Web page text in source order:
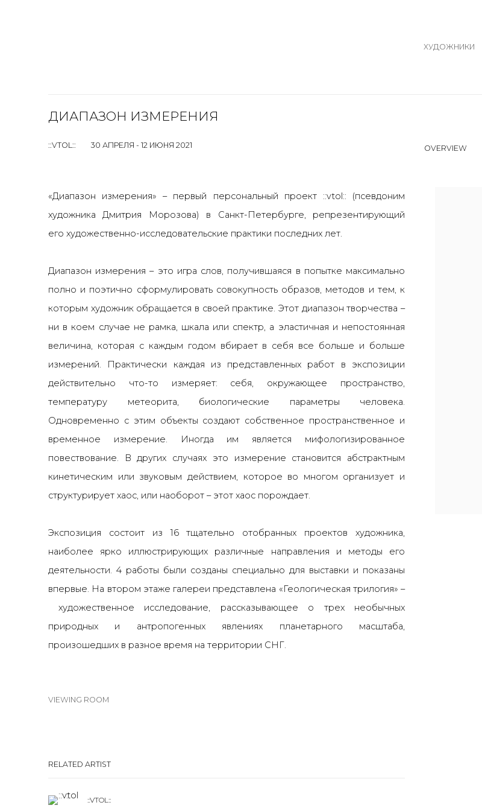
ХУДОЖНИКИ
ДИАПАЗОН ИЗМЕРЕНИЯ
::VTOL:: 30 АПРЕЛЯ - 12 ИЮНЯ 2021 OVERVIEW
«Диапазон измерения» – первый персональный проект ::vtol:: (псевдоним
художника Дмитрия Морозова) в Санкт-Петербурге, репрезентирующий
его художественно-исследовательские практики последних лет.
Диапазон измерения – это игра слов, получившаяся в попытке максимально
полно и поэтично сформулировать совокупность образов, методов и тем, к
которым художник обращается в своей практике. Этот диапазон творчества –
ни в коем случае не рамка, шкала или спектр, а эластичная и непостоянная
величина, которая с каждым годом вбирает в себя все больше и больше
измерений. Практически каждая из представленных работ в экспозиции
действительно что-то измеряет: себя, окружающее пространство,
температуру метеорита, биологические параметры человека.
Одновременно с этим объекты создают собственное пространственное и
временное измерение. Иногда им является мифологизированное
повествование. В других случаях это измерение становится абстрактным
кинетическим или звуковым действием, которое во многом организует и
структурирует хаос, или наоборот – этот хаос порождает.
Экспозиция состоит из 16 тщательно отобранных проектов художника,
наиболее ярко иллюстрирующих различные направления и методы его
деятельности. 4 работы были созданы специально для выставки и показаны
впервые. На втором этаже галереи представлена «Геологическая трилогия» –
художественное исследование, рассказывающее о трех необычных
природных и антропогенных явлениях планетарного масштаба,
произошедших в разное время на территории СНГ.
VIEWING ROOM
RELATED ARTIST
::VTOL::